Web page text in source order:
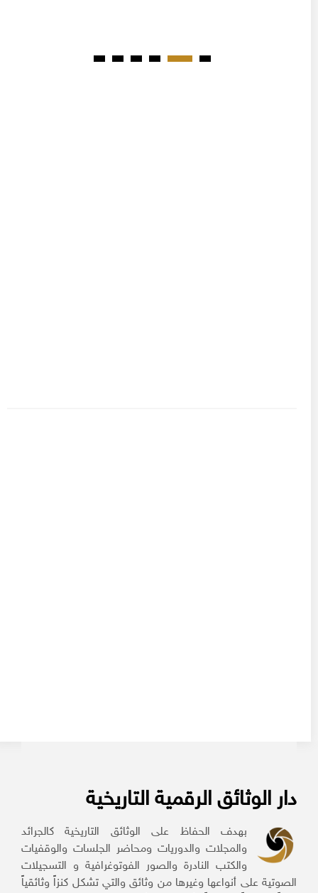
دار الوثائق الرقمية التاريخية
بهدف الحفاظ على الوثائق التاريخية كالجرائد
والمجلات والدوريات ومحاضر الجلسات والوقفيات
والكتب النادرة والصور الفوتوغرافية و التسجيلات
الصوتية على أنواعها وغيرها من وثائق والتي تشكل كنزاً وثائقياً